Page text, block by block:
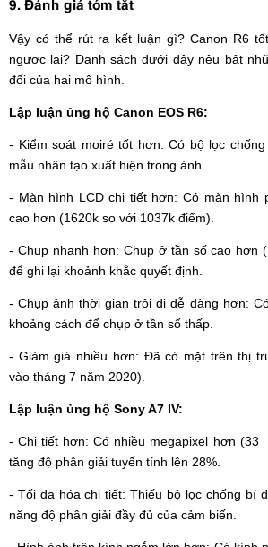
Vậy có thể rút ra kết luận gì? Canon R6
ngược lại? Danh sách dưới đây nêu bật
đối của hai mô hình.
Lập luận ủng hộ Canon EOS R6:
- Kiểm soát moiré tốt hơn: Có bộ lọc
mẫu nhân tạo xuất hiện trong ảnh.
- Màn hình LCD chi tiết hơn: Có màn hình
cao hơn (1620k so với 1037k điểm).
- Chụp nhanh hơn: Chụp ở tần số cao hơn
để ghi lại khoảnh khắc quyết định.
- Chụp ảnh thời gian trôi đi dễ dàng hơn:
khoảng cách để chụp ở tần số thấp.
- Giảm giá nhiều hơn: Đã có mặt trên thị
vào tháng 7 năm 2020).
Lập luận ủng hộ Sony A7 IV:
- Chi tiết hơn: Có nhiều megapixel hơn (33
tăng độ phân giải tuyến tính lên 28%.
- Tối đa hóa chi tiết: Thiếu bộ lọc chống bí
năng độ phân giải đầy đủ của cảm biến.